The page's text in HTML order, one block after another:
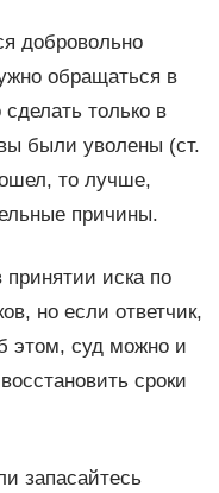
добровольно
обращаться в
только в
были уволены (ст.
то лучше,
причины.
принятии иска по
но если ответчик,
этом, суд можно и
сроки
запасайтесь